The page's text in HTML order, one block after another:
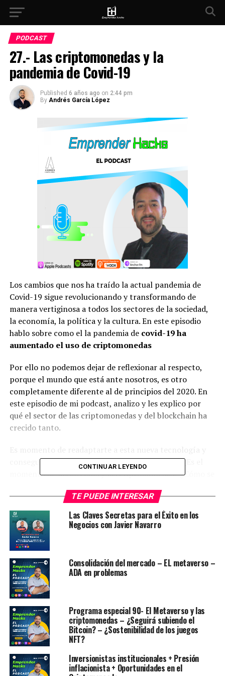
PODCAST
27.- Las criptomonedas y la
pandemia de Covid-19
Published 6 años ago on 2:44 pm
By Andrés García López
Los cambios que nos ha traído la actual pandemia de
Covid-19 sigue revolucionando y transformando de
manera vertiginosa a todos los sectores de la sociedad,
la economía, la política y la cultura. En este episodio
hablo sobre como el la pandemia de covid-19 ha
aumentado el uso de criptomonedas
Por ello no podemos dejar de reflexionar al respecto,
porque el mundo que está ante nosotros, es otro
completamente diferente al de principios del 2020. En
este episodio de mi podcast, analizo y les explico por
qué el sector de las criptomonedas y del blockchain ha
crecido tanto.
conseguir oportunidades en medio de las crisis. ¿Es el
momento de las altcoins y las criptomonedas? ¿Cómo se
digitales? Son algunas de las preguntas que todo en éste
episodio. Anteriormente explique en
que consiste el
blockchain
te recomiendo ese episodio.
Espero les guste y recuerda comentar, compartir y
aplicar. Gracias emprendedores hacks, seguimos
creciendo.
CONTINUAR LEYENDO
TE PUEDE INTERESAR
Las Claves Secretas para el Éxito en los
Negocios con Javier Navarro
Consolidación del mercado – EL metaverso –
ADA en problemas
Programa especial 90- El Metaverso y las
criptomonedas – ¿Seguirá subiendo el
Bitcoin? – ¿Sostenibilidad de los juegos
NFT?
Inversionistas institucionales + Presión
inflacionista + Oportunidades en el